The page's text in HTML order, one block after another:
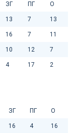
ЗГ ПГ О
13 7 13
16 7 11
10 12 7
4 17 2
ЗГ ПГ О
16 4 16